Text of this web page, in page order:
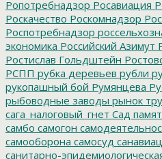
Ропотребнадзор Росавиация
Роскачество Роскомнадзор
Роспотребнадзор
экономика Российский Азимут
Ростислав Гольдштейн
РСПП рубка деревьев рубли
рукопашный бой Румянцева
рыбоводные заводы рынок
сага_налоговый_гнет Сад
самбо самогон
самооборона самосуд
санитарно-